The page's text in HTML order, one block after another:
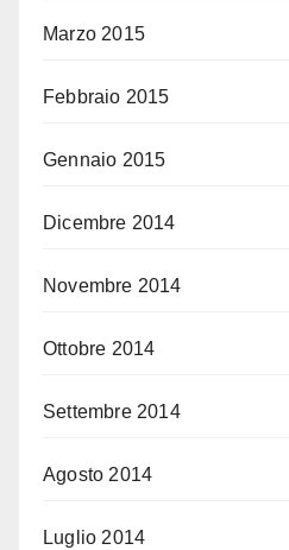
Marzo 2015
Febbraio 2015
Gennaio 2015
Dicembre 2014
Novembre 2014
Ottobre 2014
Settembre 2014
Agosto 2014
Luglio 2014